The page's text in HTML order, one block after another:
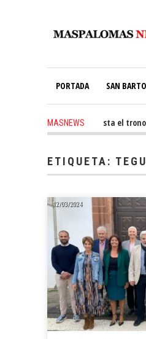
PORTADA SAN
MASNEWS
Ale Martín conquista el trono de
ETIQUETA:
12/03/2024